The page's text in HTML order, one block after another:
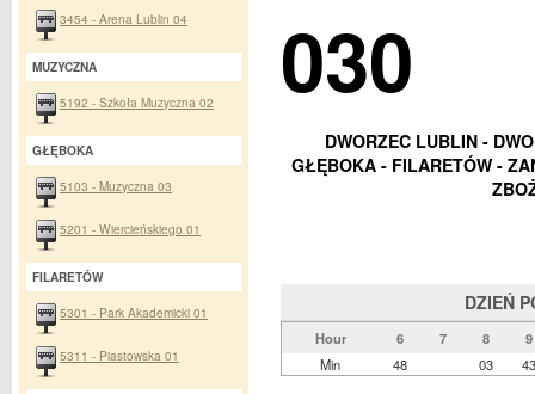
030
DWORZEC LUBLIN -
GŁĘBOKA - FILARETÓW -
DZIEŃ
Hour 6 7 8
9
Min
48 03 43
3454 - Arena Lublin 04
MUZYCZNA
5192 - Szkoła Muzyczna 02
GŁĘBOKA
5103 - Muzyczna 03
5201 - Wiercieńskiego 01
FILARETÓW
5301 - Park Akademicki 01
5311 - Piastowska 01